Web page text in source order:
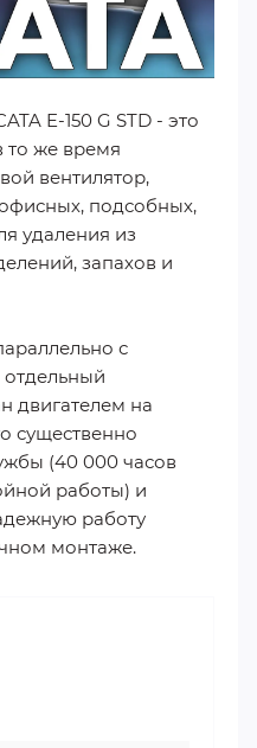
E-150 G STD - это
то же время
вентилятор,
подсобных,
удаления из
запахов и
с
двигателем на
существенно
(40 000 часов
работы) и
работу
монтаже.